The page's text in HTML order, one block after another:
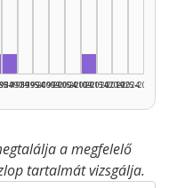
7
1970–1974: 3
1980–1984: 1
Fordító, 1985–1989: 1
1990–1994
1995–1999
2000–2004
2005–2009
Fordító,
2010–2014
2015–2019
2020–2024
2025–2026
a megfelelő
tartalmát vizsgálja.